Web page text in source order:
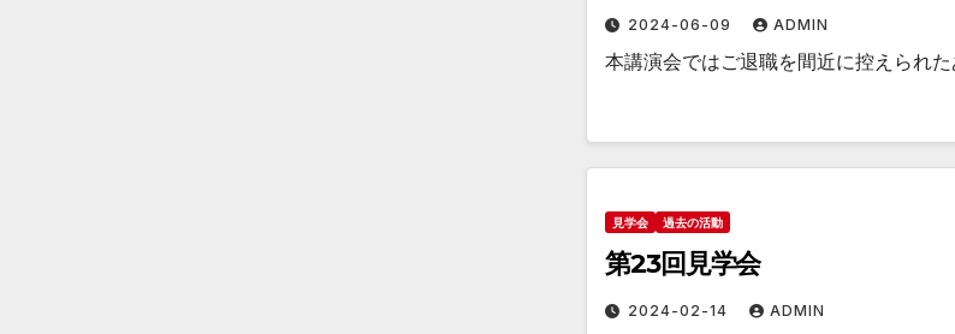
2024-06-09 ADMIN
本講演会ではご退職を間近に控えられ
見学会 過去の活動
第23回見学会
2024-02-14 ADMIN